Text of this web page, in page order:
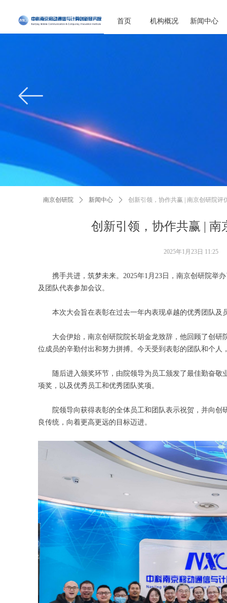
首页 机构概况 新闻中心
ꂃ
创新引领，协作共赢 |
南京创研院 ꄲ 新闻中心 ꄲ 创新引领，协作共赢 | 南京创研院评
携手共进，筑梦未来。2025年1月23日，南京创研院举
及团队代表参加会议。
本次大会旨在表彰在过去一年内表现卓越的优秀团队
大会伊始，南京创研院院长胡金龙致辞，他回顾了创
位成员的辛勤付出和努力拼搏。今天受到表彰的团队和个
随后进入颁奖环节，由院领导为员工颁发了最佳勤奋
项奖，以及优秀员工和优秀团队奖项。
院领导向获得表彰的全体员工和团队表示祝贺，并向
良传统，向着更高更远的目标迈进。
2025年1月23日 11:25